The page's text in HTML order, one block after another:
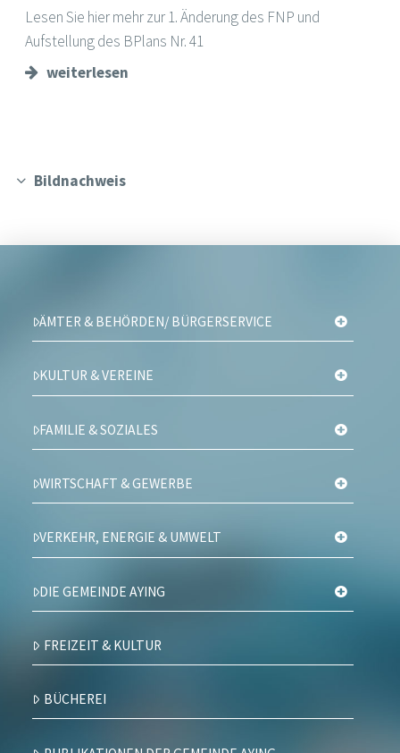
Lesen Sie hier mehr zur 1. Änderung des FNP und
Aufstellung des BPlans Nr. 41
weiterlesen
Bildnachweis
ÄMTER & BEHÖRDEN/ BÜRGERSERVICE
KULTUR & VEREINE
FAMILIE & SOZIALES
WIRTSCHAFT & GEWERBE
VERKEHR, ENERGIE & UMWELT
DIE GEMEINDE AYING
FREIZEIT & KULTUR
BÜCHEREI